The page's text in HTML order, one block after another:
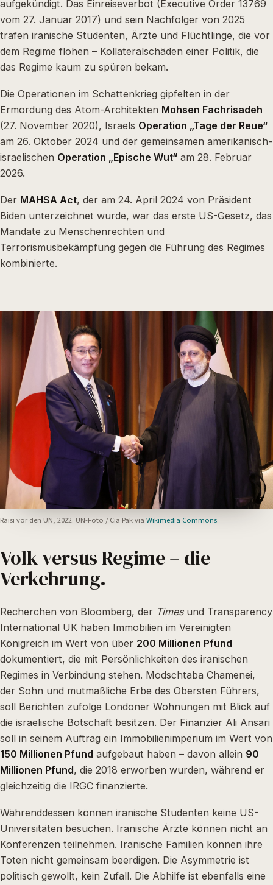
aufgekündigt. Das Einreiseverbot (Executive Order 13769
vom 27. Januar 2017) und sein Nachfolger von 2025
trafen iranische Studenten, Ärzte und Flüchtlinge, die vor
dem Regime flohen – Kollateralschäden einer Politik, die
das Regime kaum zu spüren bekam.
Die Operationen im Schattenkrieg gipfelten in der
Ermordung des Atom-Architekten Mohsen Fachrisadeh
(27. November 2020), Israels Operation „Tage der Reue“
am 26. Oktober 2024 und der gemeinsamen amerikanisch-
israelischen Operation „Epische Wut“ am 28. Februar
2026.
Der MAHSA Act, der am 24. April 2024 von Präsident
Biden unterzeichnet wurde, war das erste US-Gesetz, das
Mandate zu Menschenrechten und
Terrorismusbekämpfung gegen die Führung des Regimes
kombinierte.
Raisi vor den UN, 2022. UN-Foto / Cia Pak via Wikimedia Commons.
Volk versus Regime – die
Verkehrung.
Recherchen von Bloomberg, der Timesund Transparency
International UK haben Immobilien im Vereinigten
Königreich im Wert von über 200 Millionen Pfund
dokumentiert, die mit Persönlichkeiten des iranischen
Regimes in Verbindung stehen. Modschtaba Chamenei,
der Sohn und mutmaßliche Erbe des Obersten Führers,
soll Berichten zufolge Londoner Wohnungen mit Blick auf
die israelische Botschaft besitzen. Der Finanzier Ali Ansari
soll in seinem Auftrag ein Immobilienimperium im Wert von
150 Millionen Pfund aufgebaut haben – davon allein 90
Millionen Pfund, die 2018 erworben wurden, während er
gleichzeitig die IRGC finanzierte.
Währenddessen können iranische Studenten keine US-
Universitäten besuchen. Iranische Ärzte können nicht an
Konferenzen teilnehmen. Iranische Familien können ihre
Toten nicht gemeinsam beerdigen. Die Asymmetrie ist
politisch gewollt, kein Zufall. Die Abhilfe ist ebenfalls eine